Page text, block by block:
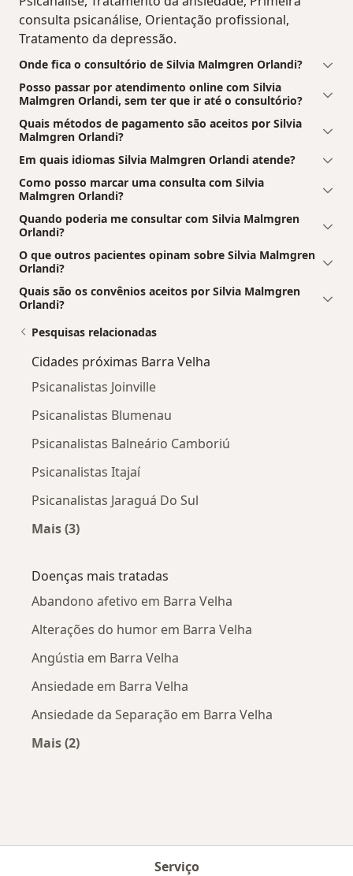
consulta psicanálise, Orientação profissional,
Tratamento da depressão.
Onde fica o consultório de Silvia Malmgren Orlandi?
Posso passar por atendimento online com Silvia
Malmgren Orlandi, sem ter que ir até o consultório?
Quais métodos de pagamento são aceitos por Silvia
Malmgren Orlandi?
Em quais idiomas Silvia Malmgren Orlandi atende?
Como posso marcar uma consulta com Silvia
Malmgren Orlandi?
Quando poderia me consultar com Silvia Malmgren
Orlandi?
O que outros pacientes opinam sobre Silvia Malmgren
Orlandi?
Quais são os convênios aceitos por Silvia Malmgren
Orlandi?
Pesquisas relacionadas
Cidades próximas Barra Velha
Psicanalistas Joinville
Psicanalistas Blumenau
Psicanalistas Balneário Camboriú
Psicanalistas Itajaí
Psicanalistas Jaraguá Do Sul
Mais (3)
Doenças mais tratadas
Abandono afetivo em Barra Velha
Alterações do humor em Barra Velha
Angústia em Barra Velha
Ansiedade em Barra Velha
Ansiedade da Separação em Barra Velha
Mais (2)
Serviço